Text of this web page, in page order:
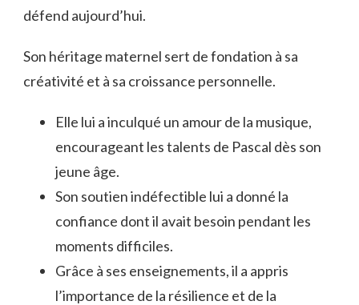
défend aujourd’hui.
Son héritage maternel sert de fondation à sa
créativité et à sa croissance personnelle.
Elle lui a inculqué un amour de la musique,
encourageant les talents de Pascal dès son
jeune âge.
Son soutien indéfectible lui a donné la
confiance dont il avait besoin pendant les
moments difficiles.
Grâce à ses enseignements, il a appris
l’importance de la résilience et de la